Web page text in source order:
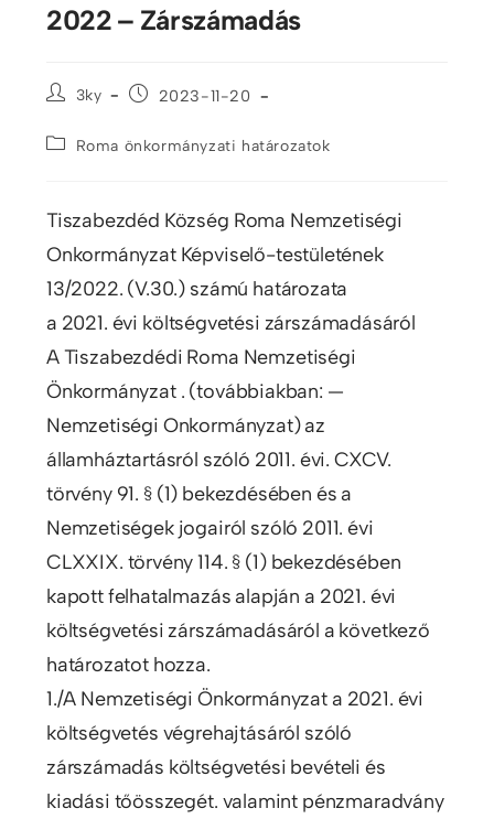
2022 – Zárszámadás
3ky 2023-11-20
Roma önkormányzati határozatok
Tiszabezdéd Község Roma Nemzetiségi
Onkormányzat Képviselő-testületének
13/2022. (V.30.) számú határozata
a 2021. évi költségvetési zárszámadásáról
A Tiszabezdédi Roma Nemzetiségi
Önkormányzat . (továbbiakban: —
Nemzetiségi Onkormányzat) az
államháztartásról szóló 2011. évi. CXCV.
törvény 91. § (1) bekezdésében és a
Nemzetiségek jogairól szóló 2011. évi
CLXXIX. törvény 114. § (1) bekezdésében
kapott felhatalmazás alapján a 2021. évi
költségvetési zárszámadásáról a következő
határozatot hozza.
1./A Nemzetiségi Önkormányzat a 2021. évi
költségvetés végrehajtásáról szóló
zárszámadás költségvetési bevételi és
kiadási tőösszegét. valamint pénzmaradvány